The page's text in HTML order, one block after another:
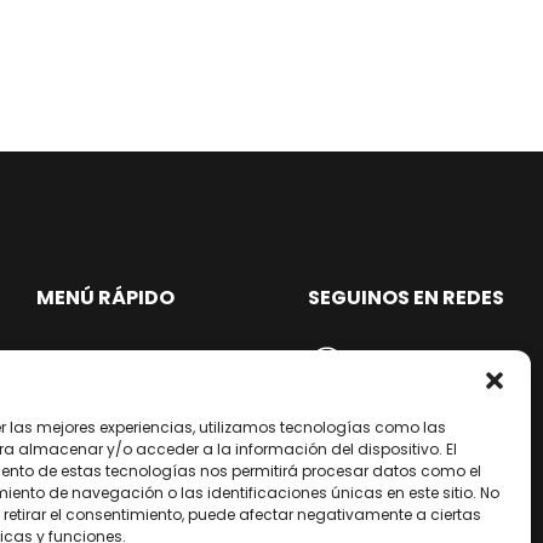
las mejores experiencias, utilizamos tecnologías como las
almacenar y/o acceder a la información del dispositivo. El
de estas tecnologías nos permitirá procesar datos como el
de navegación o las identificaciones únicas en este sitio. No
el consentimiento, puede afectar negativamente a ciertas
y funciones.
MENÚ RÁPIDO
HOME
EMPRESA
NUESTRA RED
ARREPENTIMIENTO DE
COMPRA
SEGUINOS EN REDES
/dixter-sa
/Youtube